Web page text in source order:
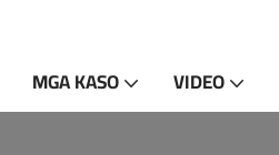
MGA KASO VIDEO